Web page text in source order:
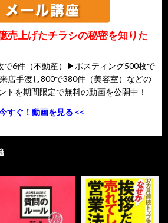
売上げたチラシの秘密を知りた
で6件（不動産）▶ポスティング500枚で
店手渡し800で380件（美容室）などの
トを期間限定で無料の動画を公開中！
すぐ！動画を見る <<